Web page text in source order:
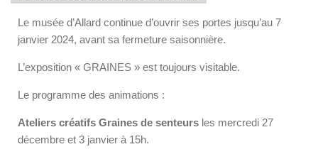
Le musée d’Allard continue d’ouvrir ses portes jusqu’au 7
janvier 2024, avant sa fermeture saisonnière.
L’exposition « GRAINES » est toujours visitable.
Le programme des animations :
Ateliers créatifs Graines de senteurs les mercredi 27
décembre et 3 janvier à 15h.